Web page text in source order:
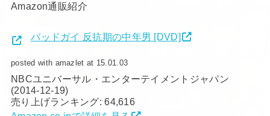
Amazon通販紹介
バッドガイ 反抗期の中年男 [DVD]
posted with amazlet at 15.01.03
NBCユニバーサル・エンターテイメントジャパン
(2014-12-19)
売り上げランキング: 64,616